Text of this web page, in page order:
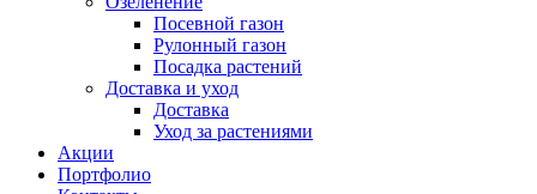
Посевной газон
Рулонный газон
Посадка растений
Доставка и уход
Доставка
Уход за растениями
Акции
Портфолио